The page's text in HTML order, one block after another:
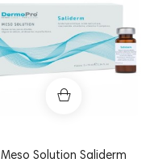
Meso Solution Saliderm